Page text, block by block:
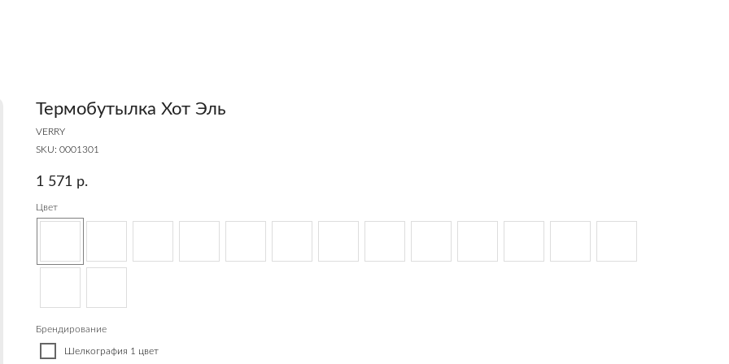
Термобутылка Хот Эль
VERRY
SKU: 0001301
1 571 р.
Цвет
Брендирование
Шелкография 1 цвет